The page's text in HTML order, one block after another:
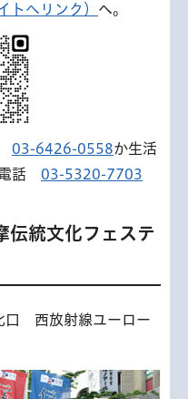
トへリンク） へ。
03-6426-0558か生活
話 03-5320-7703
統文化フェステ
口 西放射線ユーロー